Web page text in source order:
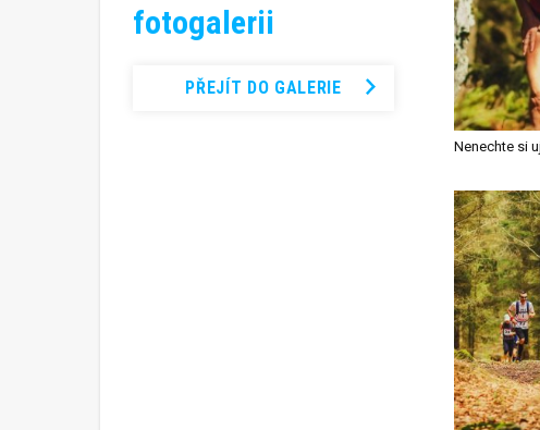
fotogalerii
PŘEJÍT DO GALERIE